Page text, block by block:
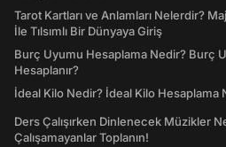
Tarot Kartları ve Anlamları Nelerdir?
İle Tılsımlı Bir Dünyaya Giriş
Burç Uyumu Hesaplama Nedir? Burç
Hesaplanır?
İdeal Kilo Nedir? İdeal Kilo Hesaplama
Ders Çalışırken Dinlenecek Müzikler
Çalışamayanlar Toplanın!